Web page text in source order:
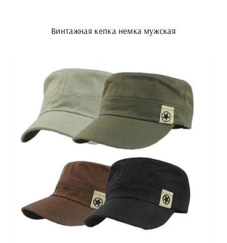
Винтажная кепка немка мужская